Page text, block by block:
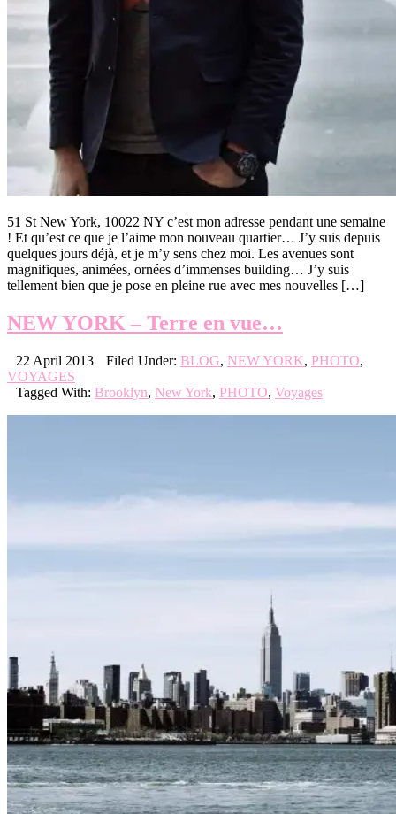
51 St New York, 10022 NY c’est mon adresse pendant une semaine
! Et qu’est ce que je l’aime mon nouveau quartier… J’y suis depuis
quelques jours déjà, et je m’y sens chez moi. Les avenues sont
magnifiques, animées, ornées d’immenses building… J’y suis
tellement bien que je pose en pleine rue avec mes nouvelles […]
NEW YORK – Terre en vue…
22 April 2013 Filed Under: BLOG, NEW YORK, PHOTO,
VOYAGES
Tagged With: Brooklyn, New York, PHOTO, Voyages